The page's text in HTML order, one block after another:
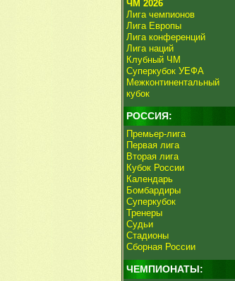
ЧМ 2026
Лига чемпионов
Лига Европы
Лига конференций
Лига наций
Клубный ЧМ
Суперкубок УЕФА
Межконтинентальный
кубок
РОССИЯ:
Премьер-лига
Первая лига
Вторая лига
Кубок России
Календарь
Бомбардиры
Суперкубок
Тренеры
Судьи
Стадионы
Сборная России
ЧЕМПИОНАТЫ: